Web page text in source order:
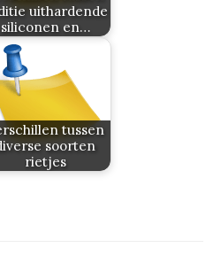
uithardende
siliconen en…
tussen
soorten
rietjes